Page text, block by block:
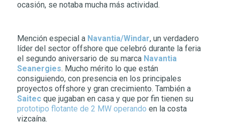
ocasión, se notaba mucha más actividad.
Mención especial a Navantia/Windar, un verdadero
líder del sector offshore que celebró durante la feria
el segundo aniversario de su marca Navantia
Seanergies. Mucho mérito lo que están
consiguiendo, con presencia en los principales
proyectos offshore y gran crecimiento. También a
Saitecque jugaban en casa y que por fin tienen su
prototipo flotante de 2 MW operando en la costa
vizcaína.